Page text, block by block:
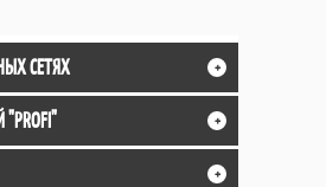
СЕТЯХ +
+
+